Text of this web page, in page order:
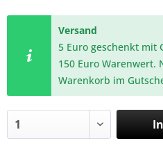
Versand
5 Euro geschenkt mit
150 Euro Warenwert.
Warenkorb im